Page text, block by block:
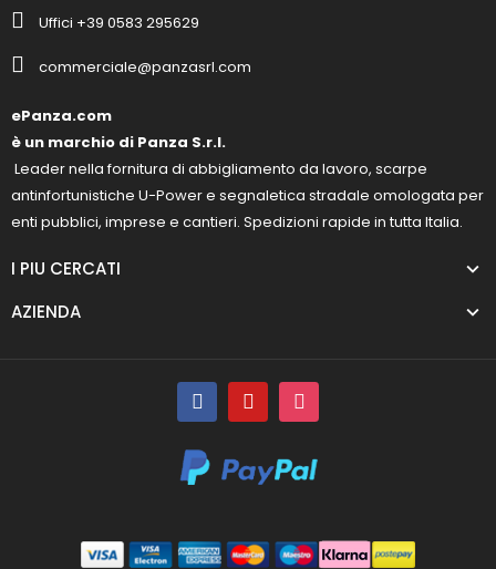
Uffici +39 0583 295629
commerciale@panzasrl.com
ePanza.com
è un marchio di Panza S.r.l.
Leader nella fornitura di abbigliamento da lavoro, scarpe
antinfortunistiche U-Power e segnaletica stradale omologata per
enti pubblici, imprese e cantieri. Spedizioni rapide in tutta Italia.
I PIU CERCATI
AZIENDA